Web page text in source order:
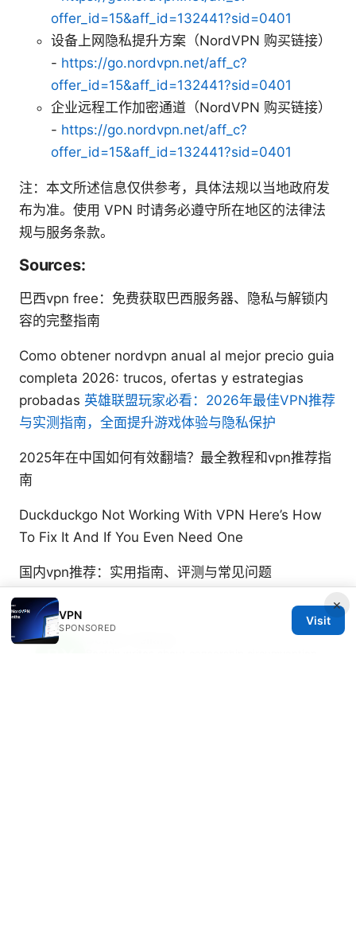
offer_id=15&aff_id=132441?sid=0401
设备上网隐私提升方案（NordVPN 购买链接）
- https://go.nordvpn.net/aff_c?
offer_id=15&aff_id=132441?sid=0401
企业远程工作加密通道（NordVPN 购买链接）
- https://go.nordvpn.net/aff_c?
offer_id=15&aff_id=132441?sid=0401
注：本文所述信息仅供参考，具体法规以当地政府发
布为准。使用 VPN 时请务必遵守所在地区的法律法
规与服务条款。
Sources:
巴西vpn free：免费获取巴西服务器、隐私与解锁内
容的完整指南
Como obtener nordvpn anual al mejor precio guia
completa 2026: trucos, ofertas y estrategias
probadas 英雄联盟玩家必看：2026年最佳VPN推荐
与实测指南，全面提升游戏体验与隐私保护
2025年在中国如何有效翻墙？最全教程和vpn推荐指
南
Duckduckgo Not Working With VPN Here’s How
To Fix It And If You Even Need One
国内vpn推荐：实用指南、评测与常见问题
×
VPN
SPONSORED
Visit